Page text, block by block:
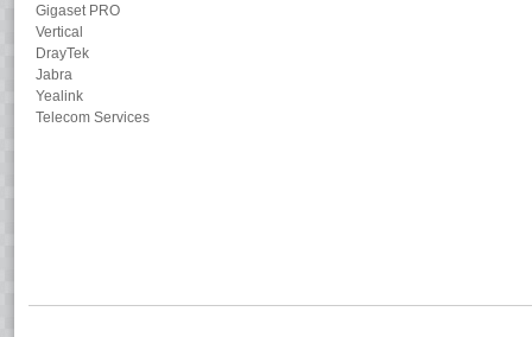
Gigaset PRO
Vertical
DrayTek
Jabra
Yealink
Telecom Services